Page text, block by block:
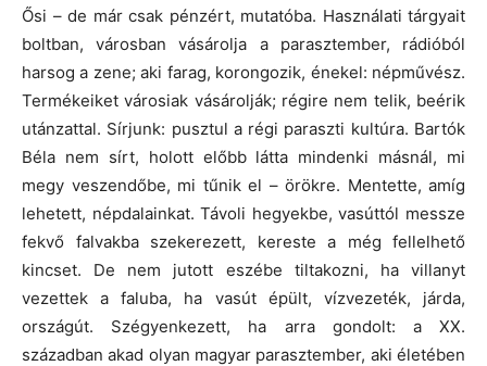
Ősi – de már csak pénzért, mutatóba. Használati tárgyait
boltban, városban vásárolja a parasztember, rádióból
harsog a zene; aki farag, korongozik, énekel: népművész.
Termékeiket városiak vásárolják; régire nem telik, beérik
utánzattal. Sírjunk: pusztul a régi paraszti kultúra. Bartók
Béla nem sírt, holott előbb látta mindenki másnál, mi
megy veszendőbe, mi tűnik el – örökre. Mentette, amíg
lehetett, népdalainkat. Távoli hegyekbe, vasúttól messze
fekvő falvakba szekerezett, kereste a még fellelhető
kincset. De nem jutott eszébe tiltakozni, ha villanyt
vezettek a faluba, ha vasút épült, vízvezeték, járda,
országút. Szégyenkezett, ha arra gondolt: a XX.
században akad olyan magyar parasztember, aki életében